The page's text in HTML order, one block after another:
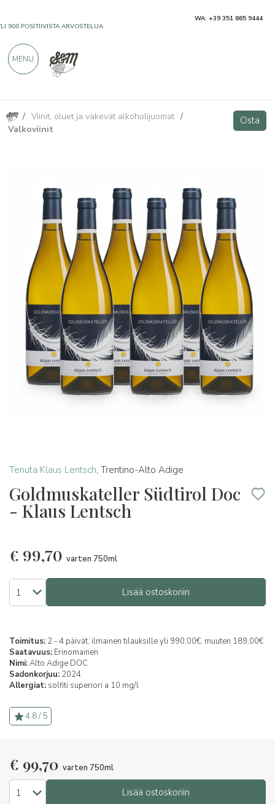
/ Viinit, oluet ja väkevät alkoholijuomat /
Valkoviinit
Osta
Tenuta Klaus Lentsch, Trentino-Alto Adige
Goldmuskateller Südtirol Doc
- Klaus Lentsch
€ 99,70 varten 750ml
Lisää ostoskoriin
Toimitus: 2 - 4 päivät, ilmainen tilauksille yli 990,00€, muuten 189,00€
Saatavuus: Erinomainen
Nimi:Alto Adige DOC
Sadonkorjuu: 2024
Allergiat: solfiti superiori a 10 mg/l
4.8 / 5
€ 99,70 varten 750ml
Lisää ostoskoriin
Goldmuskateller Südtirol Doc - Klaus Lentsch Osta
WA: +39 351 865 9444
MENU